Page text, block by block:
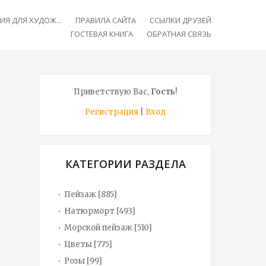
ДЛЯ ХУДОЖ... ПРАВИЛА САЙТА
ССЫЛКИ ДРУЗЕЙ
ГОСТЕВАЯ КНИГА
ОБРАТНАЯ СВЯЗЬ
Приветствую Вас,Гость!
Регистрация
Вход
КАТЕГОРИИ РАЗДЕЛА
Пейзаж [885]
Натюрморт [493]
Морской пейзаж [510]
Цветы [775]
Розы [99]